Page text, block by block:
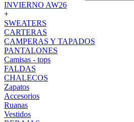
INVIERNO AW26
+
SWEATERS
CARTERAS
CAMPERAS Y TAPADOS
PANTALONES
Camisas - tops
FALDAS
CHALECOS
Zapatos
Accesorios
Ruanas
Vestidos